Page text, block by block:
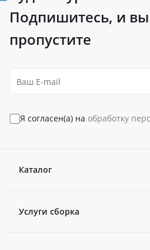
Подпишитесь, и
пропустите
Я согласен(а) на обработку
Каталог
Услуги сборка